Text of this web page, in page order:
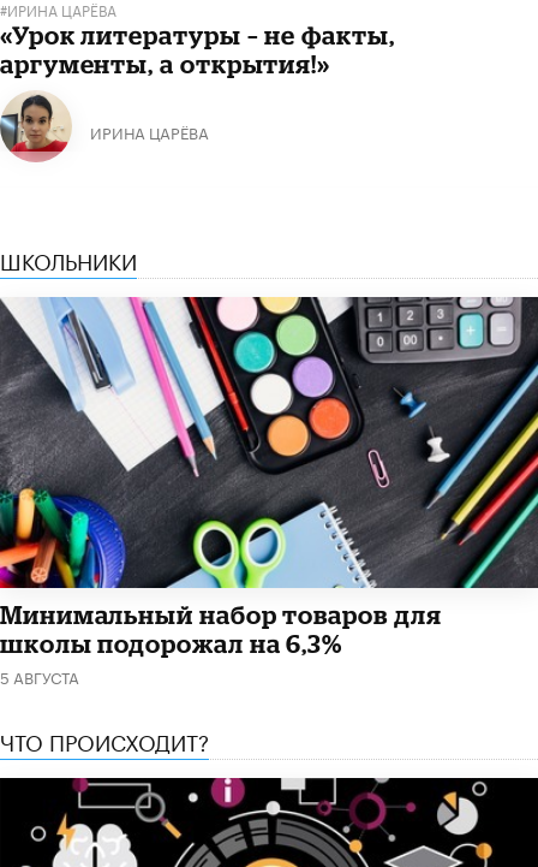
#ИРИНА ЦАРЁВА
«Урок литературы – не факты,
аргументы, а открытия!»
ИРИНА ЦАРЁВА
ШКОЛЬНИКИ
Минимальный набор товаров для
школы подорожал на 6,3%
5 АВГУСТА
ЧТО ПРОИСХОДИТ?